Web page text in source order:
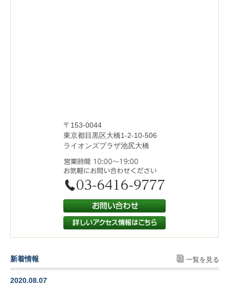
〒153-0044
東京都目黒区大橋1-2-10-506
ライオンズプラザ池尻大橋
新着情報 一覧を見る
2020.08.07